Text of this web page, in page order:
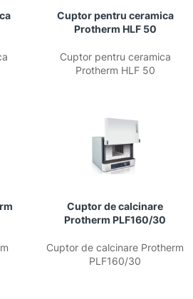
Cuptor pentru ceramica
Protherm HLF 50
Cuptor pentru ceramica
Protherm HLF 50
Cuptor de calcinare
Protherm PLF160/30
Cuptor de calcinare Protherm
PLF160/30